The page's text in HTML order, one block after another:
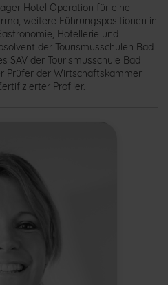
Hotel Operation für eine
weitere Führungspositionen in
Hotellerie und
der Tourismusschulen Bad
SAV der Tourismusschule Bad
Prüfer der Wirtschaftskammer
Profiler.